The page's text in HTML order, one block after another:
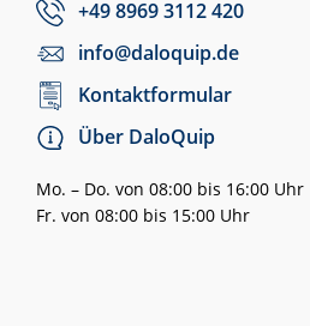
+49 8969 3112 420
info@daloquip.de
Kontaktformular
Über DaloQuip
Mo. – Do. von 08:00 bis 16:00 Uhr
Fr. von 08:00 bis 15:00 Uhr